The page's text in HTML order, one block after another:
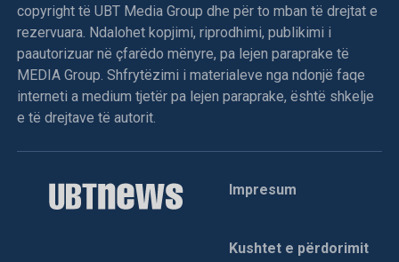
copyright të UBT Media Group dhe për to mban të drejtat e
rezervuara. Ndalohet kopjimi, riprodhimi, publikimi i
paautorizuar në çfarëdo mënyre, pa lejen paraprake të
MEDIA Group. Shfrytëzimi i materialeve nga ndonjë faqe
interneti a medium tjetër pa lejen paraprake, është shkelje
e të drejtave të autorit.
Impresum
Kushtet e përdorimit